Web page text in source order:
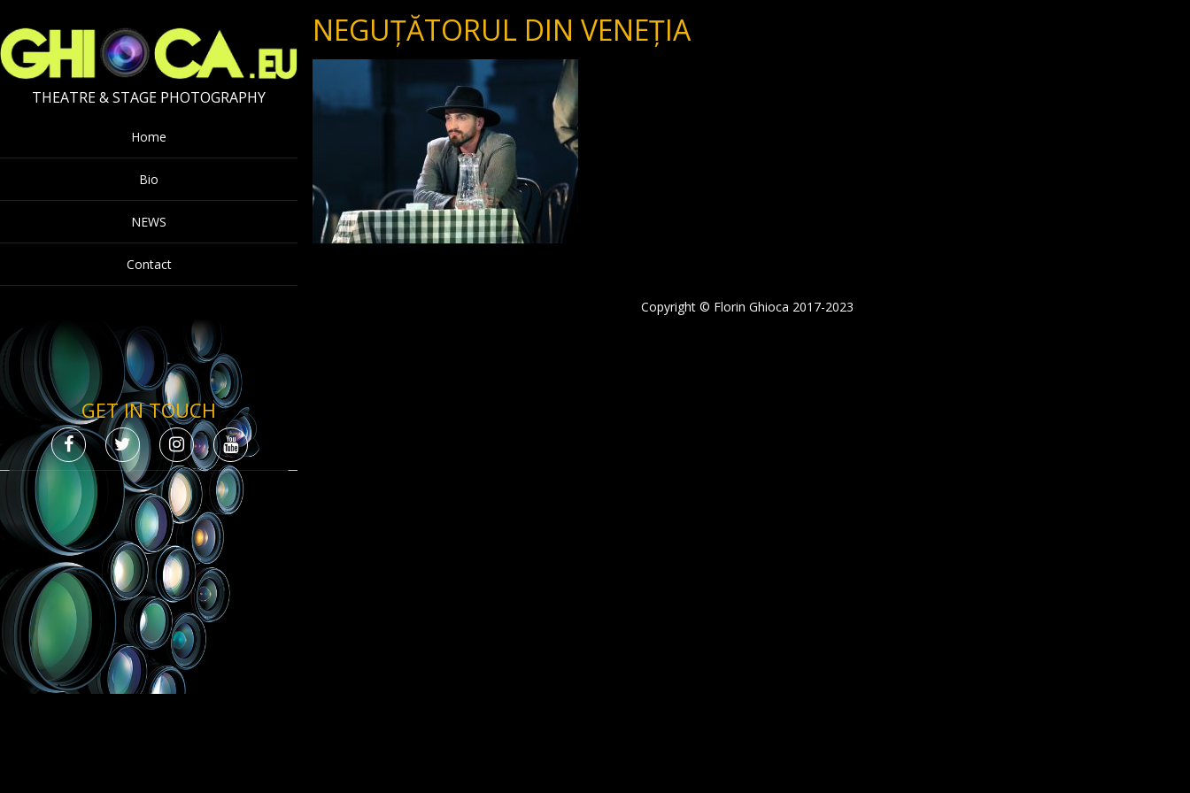
THEATRE & STAGE PHOTOGRAPHY
Home
Bio
NEWS
Contact
GET IN TOUCH
NEGUȚĂTORUL DIN VENEȚIA
Copyright © Florin Ghioca 2017-2023